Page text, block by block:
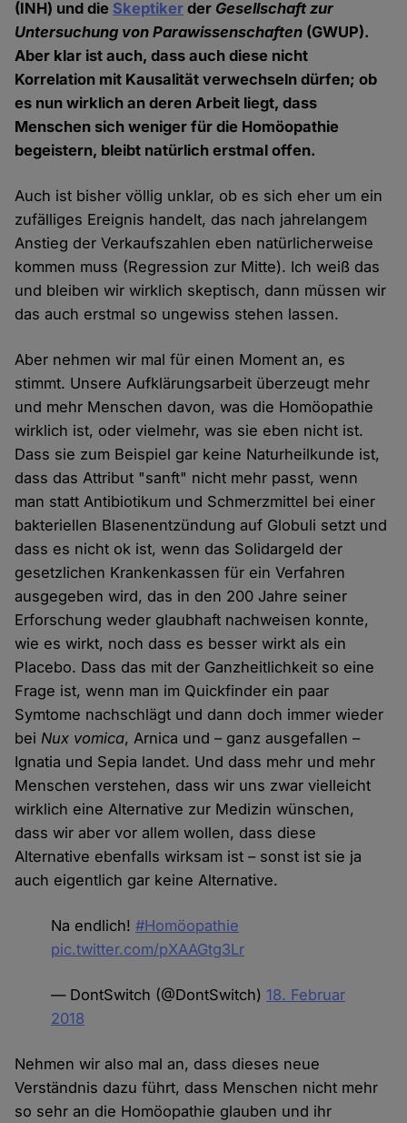
(INH) und die Skeptiker der Gesellschaft zur
Untersuchung von Parawissenschaften (GWUP).
Aber klar ist auch, dass auch diese nicht
Korrelation mit Kausalität verwechseln dürfen; ob
es nun wirklich an deren Arbeit liegt, dass
Menschen sich weniger für die Homöopathie
begeistern, bleibt natürlich erstmal offen.
Auch ist bisher völlig unklar, ob es sich eher um ein
zufälliges Ereignis handelt, das nach jahrelangem
Anstieg der Verkaufszahlen eben natürlicherweise
kommen muss (Regression zur Mitte). Ich weiß das
und bleiben wir wirklich skeptisch, dann müssen wir
das auch erstmal so ungewiss stehen lassen.
Aber nehmen wir mal für einen Moment an, es
stimmt. Unsere Aufklärungsarbeit überzeugt mehr
und mehr Menschen davon, was die Homöopathie
wirklich ist, oder vielmehr, was sie eben nicht ist.
Dass sie zum Beispiel gar keine Naturheilkunde ist,
dass das Attribut "sanft" nicht mehr passt, wenn
man statt Antibiotikum und Schmerzmittel bei einer
bakteriellen Blasenentzündung auf Globuli setzt und
dass es nicht ok ist, wenn das Solidargeld der
gesetzlichen Krankenkassen für ein Verfahren
ausgegeben wird, das in den 200 Jahre seiner
Erforschung weder glaubhaft nachweisen konnte,
wie es wirkt, noch dass es besser wirkt als ein
Placebo. Dass das mit der Ganzheitlichkeit so eine
Frage ist, wenn man im Quickfinder ein paar
Symtome nachschlägt und dann doch immer wieder
beiNux vomica, Arnica und – ganz ausgefallen –
Ignatia und Sepia landet. Und dass mehr und mehr
Menschen verstehen, dass wir uns zwar vielleicht
wirklich eine Alternative zur Medizin wünschen,
dass wir aber vor allem wollen, dass diese
Alternative ebenfalls wirksam ist – sonst ist sie ja
auch eigentlich gar keine Alternative.
Na endlich!#Homöopathie
pic.twitter.com/pXAAGtg3Lr
— DontSwitch (@DontSwitch) 18. Februar
2018
Nehmen wir also mal an, dass dieses neue
Verständnis dazu führt, dass Menschen nicht mehr
so sehr an die Homöopathie glauben und ihr